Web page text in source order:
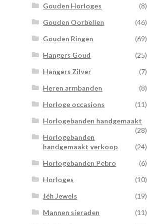
Gouden Horloges
(8)
Gouden Oorbellen
(46)
Gouden Ringen
(69)
Hangers Goud
(25)
Hangers Zilver
(7)
Heren armbanden
(8)
Horloge occasions
(11)
Horlogebanden handgemaakt
(28)
Horlogebanden
handgemaakt verkoop
(24)
Horlogebanden Pebro
(6)
Horloges
(10)
Jéh Jewels
(19)
Mannen sieraden
(11)